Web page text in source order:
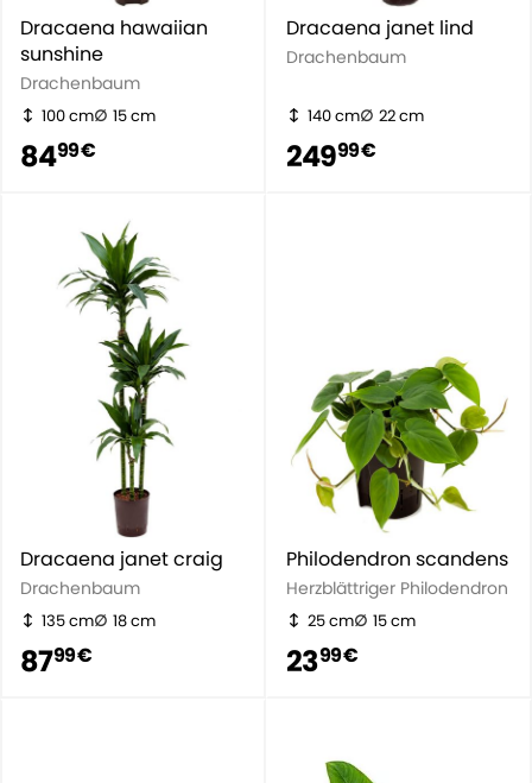
Dracaena hawaiian
sunshine
Drachenbaum
100 cm 15 cm
8499 €
Dracaena janet lind
Drachenbaum
140 cm 22 cm
24999 €
Dracaena janet craig
Drachenbaum
135 cm 18 cm
8799 €
Philodendron scandens
Herzblättriger Philodendron
25 cm 15 cm
2399 €